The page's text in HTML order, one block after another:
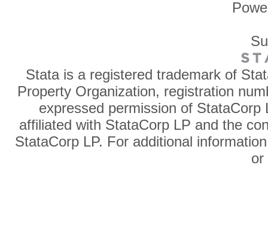
Stata is a registered trademark of
Property Organization, registration
expressed permission of
affiliated with StataCorp LP and the
StataCorp LP. For additional
or